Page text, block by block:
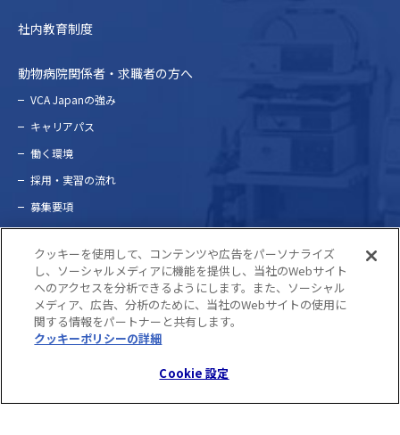
社内教育制度
動物病院関係者・求職者の方へ
VCA Japanの強み
キャリアパス
働く環境
採⽤・実習の流れ
募集要項
問い合わせ
プライバシーポリシー
©2022 VCA Japan. ALL RIGHTS RESERVED.
Cookie 設定
クッキーを使用して、コンテンツや広告をパーソナライズ
し、ソーシャルメディアに機能を提供し、当社のWebサイト
へのアクセスを分析できるようにします。また、ソーシャル
メディア、広告、分析のために、当社のWebサイトの使用に
関する情報をパートナーと共有します。
クッキーポリシーの詳細
Cookie 設定